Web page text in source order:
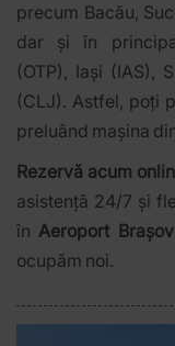
precum Bacău,
dar și în
(OTP), Iași (IAS),
(CLJ). Astfel, poți
preluând mașina
Rezervă acum
asistență 24/7 și
înAeroport
ocupăm noi.